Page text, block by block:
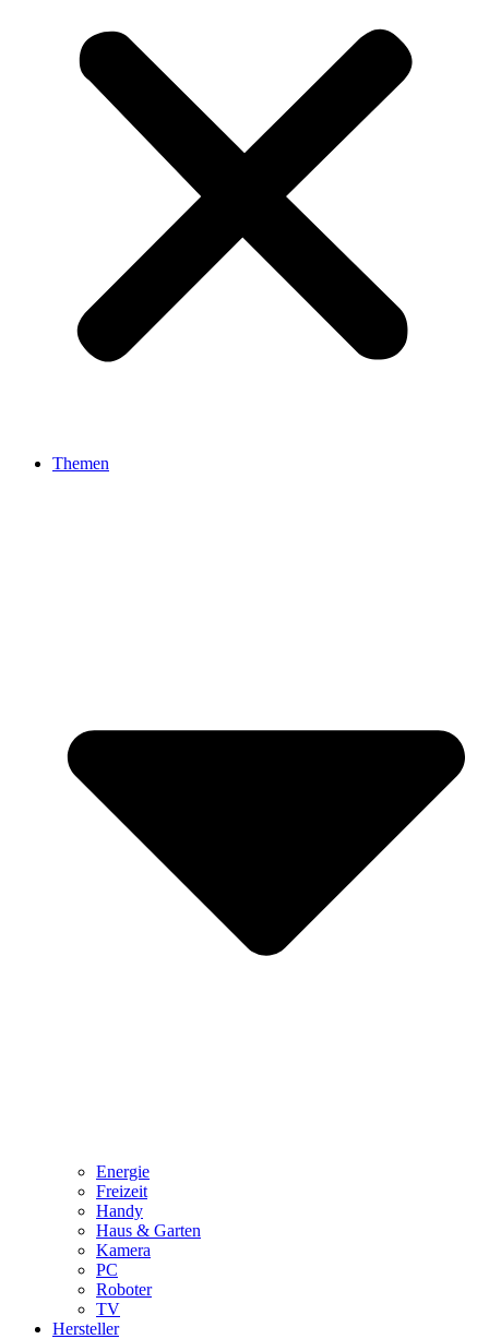
Themen
Energie
Freizeit
Handy
Haus & Garten
Kamera
PC
Roboter
TV
Hersteller